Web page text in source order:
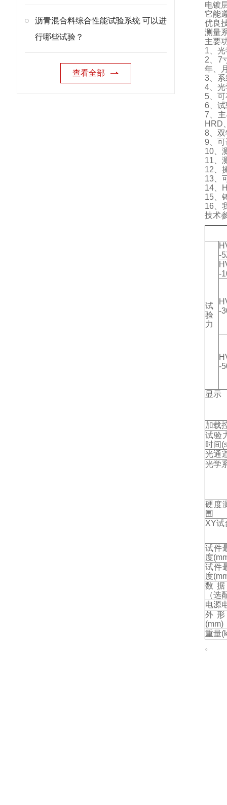
沥青混合料综合性能试验系统 可以进
行哪些试验？
查看全部
电镀
它能
优良
测量
主要
1 、
2
7
年、
3 、
4 、
5 、
6 、
7 、
HRD
8 、
9 、
10
11
12
13
14
15
16
技术
试
验
力
-
-
-
-
显示
加载
试验
时间
光通
光学
硬度
围
XY试
试件
度
试件
度
数
（选
电源
外
(mm)
重量
。